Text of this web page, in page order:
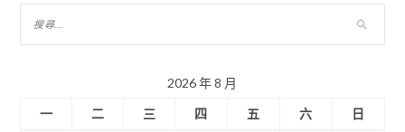
2026 年 8 月
一
二 三 四 五 六 日